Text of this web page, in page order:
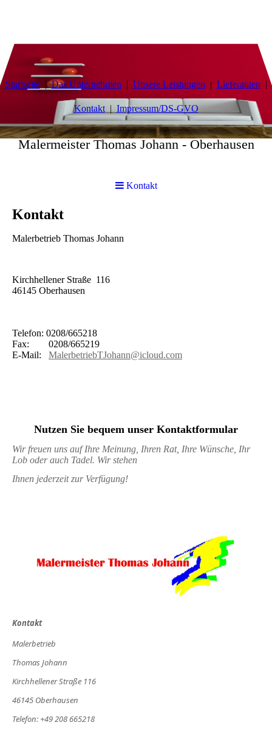
Startseite Das Unternehmen Unsere Leistungen Lieferanten
Kontakt Impressum/DS-GVO
Malermeister Thomas Johann - Oberhausen
Kontakt
Kontakt
Malerbetrieb Thomas Johann
Kirchhellener Straße 116
46145 Oberhausen
Telefon: 0208/665218
Fax: 0208/665219
E-Mail: MalerbetriebTJohann@icloud.com
Nutzen Sie bequem unser Kontaktformular
Wir freuen uns auf Ihre Meinung, Ihren Rat, Ihre Wünsche, Ihr
Lob oder auch Tadel. Wir stehen
Ihnen jederzeit zur Verfügung!
Kontakt
Malerbetrieb
Thomas Johann
Kirchhellener Straße 116
46145 Oberhausen
Telefon: +49 208 665218